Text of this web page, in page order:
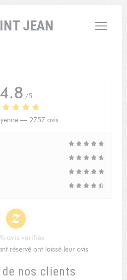
JEAN
nos clients
4.8 /5
— 2757 avis
avis vérifiés
réservé ont laissé leur avis